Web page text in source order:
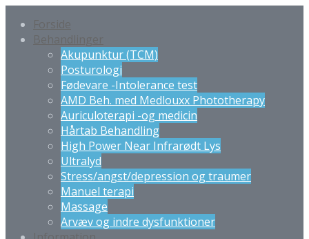
Forside
Behandlinger
Akupunktur (TCM)
Posturologi
Fødevare -Intolerance test
AMD Beh. med Medlouxx Phototherapy
Auriculoterapi -og medicin
Hårtab Behandling
High Power Near Infrarødt Lys
Ultralyd
Stress/angst/depression og traumer
Manuel terapi
Massage
Arvæv og indre dysfunktioner